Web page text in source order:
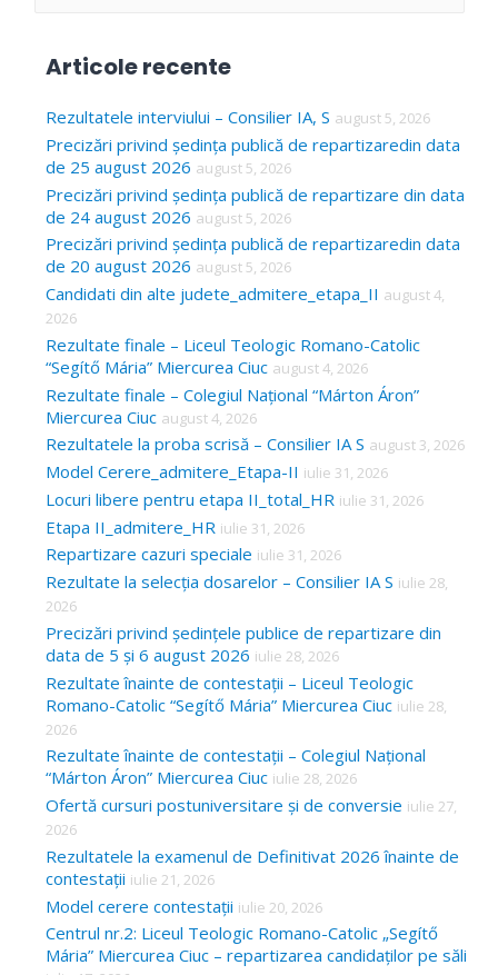
c
h
f
o
r
:
Articole recente
Rezultatele interviului – Consilier IA, S august 5, 2026
Precizări privind ședința publică de repartizaredin data
de 25 august 2026 august 5, 2026
Precizări privind ședința publică de repartizare din data
de 24 august 2026 august 5, 2026
Precizări privind ședința publică de repartizaredin data
de 20 august 2026 august 5, 2026
Candidati din alte judete_admitere_etapa_II august 4,
2026
Rezultate finale – Liceul Teologic Romano-Catolic
“Segítő Mária” Miercurea Ciuc august 4, 2026
Rezultate finale – Colegiul Național “Márton Áron”
Miercurea Ciuc august 4, 2026
Rezultatele la proba scrisă – Consilier IA S august 3, 2026
Model Cerere_admitere_Etapa-II iulie 31, 2026
Locuri libere pentru etapa II_total_HR iulie 31, 2026
Etapa II_admitere_HR iulie 31, 2026
Repartizare cazuri speciale iulie 31, 2026
Rezultate la selecția dosarelor – Consilier IA S iulie 28,
2026
Precizări privind ședințele publice de repartizare din
data de 5 și 6 august 2026 iulie 28, 2026
Rezultate înainte de contestații – Liceul Teologic
Romano-Catolic “Segítő Mária” Miercurea Ciuc iulie 28,
2026
Rezultate înainte de contestații – Colegiul Național
“Márton Áron” Miercurea Ciuc iulie 28, 2026
Ofertă cursuri postuniversitare și de conversie iulie 27,
2026
Rezultatele la examenul de Definitivat 2026 înainte de
contestații iulie 21, 2026
Model cerere contestații iulie 20, 2026
Centrul nr.2: Liceul Teologic Romano-Catolic „Segítő
Mária” Miercurea Ciuc – repartizarea candidaților pe săli